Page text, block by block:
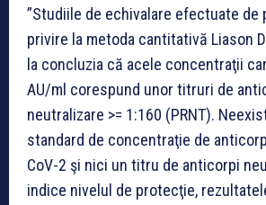
”Studiile de echivalare efectuate de
privire la metoda cantitativă Liason
la concluzia că acele concentraţii
AU/ml corespund unor titruri de
neutralizare >= 1:160 (PRNT).
standard de concentraţie de
CoV-2 şi nici un titru de anticorpi
indice nivelul de protecţie,